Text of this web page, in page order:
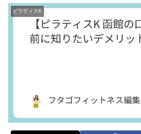
ピラティスK